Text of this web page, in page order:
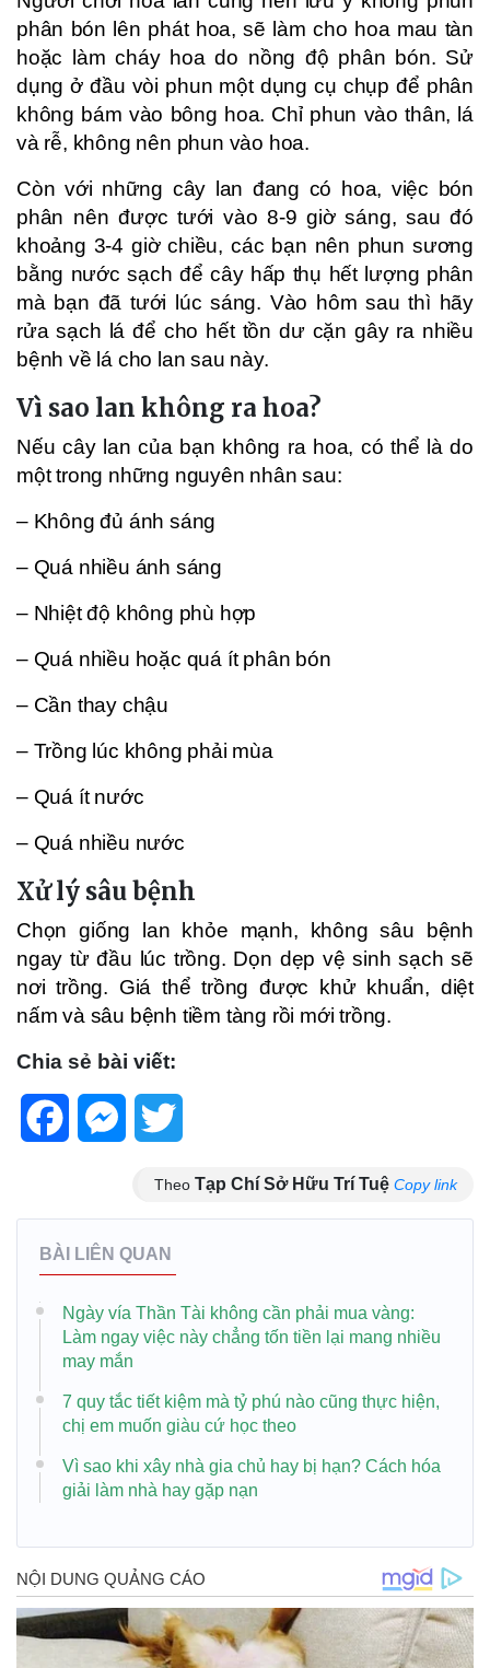
phân bón lên phát hoa, sẽ làm cho hoa mau tàn
hoặc làm cháy hoa do nồng độ phân bón. Sử
dụng ở đầu vòi phun một dụng cụ chụp để phân
không bám vào bông hoa. Chỉ phun vào thân, lá
và rễ, không nên phun vào hoa.
Còn với những cây lan đang có hoa, việc bón
phân nên được tưới vào 8-9 giờ sáng, sau đó
khoảng 3-4 giờ chiều, các bạn nên phun sương
bằng nước sạch để cây hấp thụ hết lượng phân
mà bạn đã tưới lúc sáng. Vào hôm sau thì hãy
rửa sạch lá để cho hết tồn dư cặn gây ra nhiều
bệnh về lá cho lan sau này.
Vì sao lan không ra hoa?
Nếu cây lan của bạn không ra hoa, có thể là do
một trong những nguyên nhân sau:
– Không đủ ánh sáng
– Quá nhiều ánh sáng
– Nhiệt độ không phù hợp
– Quá nhiều hoặc quá ít phân bón
– Cần thay chậu
– Trồng lúc không phải mùa
– Quá ít nước
– Quá nhiều nước
Xử lý sâu bệnh
Chọn giống lan khỏe mạnh, không sâu bệnh
ngay từ đầu lúc trồng. Dọn dẹp vệ sinh sạch sẽ
nơi trồng. Giá thể trồng được khử khuẩn, diệt
nấm và sâu bệnh tiềm tàng rồi mới trồng.
Chia sẻ bài viết:
FacebookMessenger
Theo Tạp Chí Sở Hữu Trí Tuệ Copy link
BÀI LIÊN QUAN
Ngày vía Thần Tài không cần phải mua vàng:
Làm ngay việc này chẳng tốn tiền lại mang nhiều
may mắn
7 quy tắc tiết kiệm mà tỷ phú nào cũng thực hiện,
chị em muốn giàu cứ học theo
Vì sao khi xây nhà gia chủ hay bị hạn? Cách hóa
giải làm nhà hay gặp nạn